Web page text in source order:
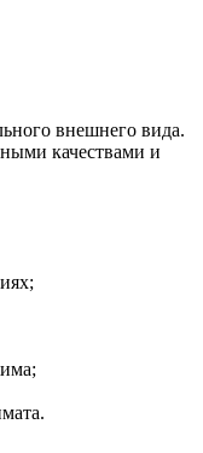
внешнего вида.
качествами и